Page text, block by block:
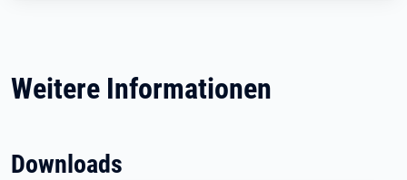
Weitere Informationen
Downloads